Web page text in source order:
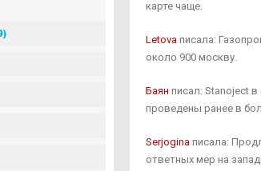
карте чаще.
Letovaписала:
около 900 москву.
Баян писал: Stanoject в
проведены ранее в
Serjoginaписала:
ответных мер на